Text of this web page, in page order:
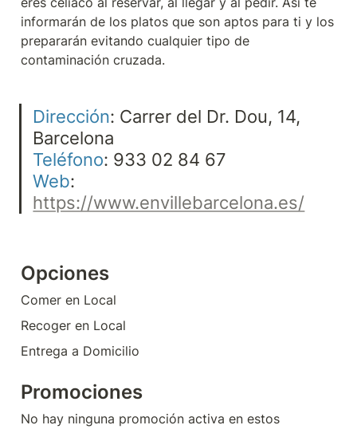
informarán de los platos que son aptos para ti y los
prepararán evitando cualquier tipo de
contaminación cruzada.
Dirección: Carrer del Dr. Dou, 14,
Teléfono
Web
https://www.envillebarcelona.es/
Opciones
Comer en Local
Recoger en Local
Entrega a Domicilio
Promociones
No hay ninguna promoción activa en estos